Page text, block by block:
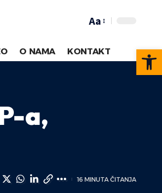
Aa
O NAMA KONTAKT
a,
16 MINUTA ČITANJA